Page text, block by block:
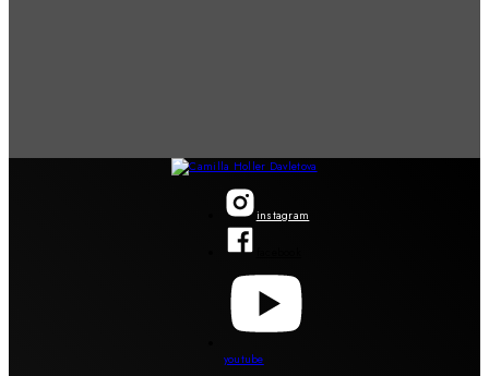
instagram
youtube